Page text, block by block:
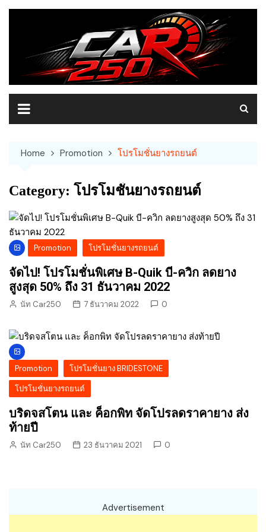
Skip
Home Promotion โปรโมชั่นยางรถยนต์
Category: โปรโมชั่นยางรถยนต์
Promotion โปรโมชั่นยางรถยนต์
จัดไป! โปรโมชั่นพิเศษ B-Quik บี-ควิก ลดยาง
สูงสุด 50% ถึง 31 ธันวาคม 2022
นัท Car250 7 ธันวาคม 2022 0
Promotion
โปรโมชั่นยาง BRIDESTONE
โปรโมชั่นยางรถยนต์
บริดจสโตน และ ค็อกพิท จัดโปรลดราคายาง ส่ง
ท้ายปี
นัท Car250 23 ธันวาคม 2021 0
Advertisement